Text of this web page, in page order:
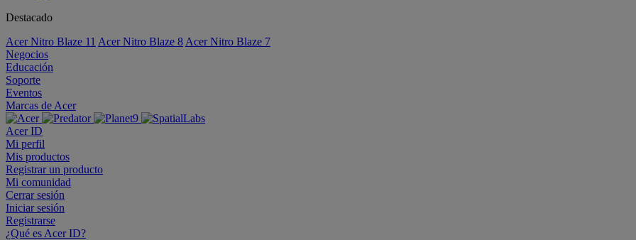
Destacado
Acer Nitro Blaze 11 Acer Nitro Blaze 8 Acer Nitro Blaze 7
Negocios
Educación
Soporte
Eventos
Marcas de Acer
Acer ID
Mi perfil
Mis productos
Registrar un producto
Mi comunidad
Cerrar sesión
Iniciar sesión
Registrarse
¿Qué es Acer ID?